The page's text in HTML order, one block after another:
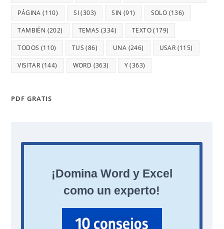
PÁGINA (110) SI(303) SIN (91) SOLO (136)
TAMBIÉN (202) TEMAS (334) TEXTO(179)
TODOS (110) TUS (86) UNA (246) USAR (115)
VISITAR (144) WORD (363) Y(363)
PDF GRATIS